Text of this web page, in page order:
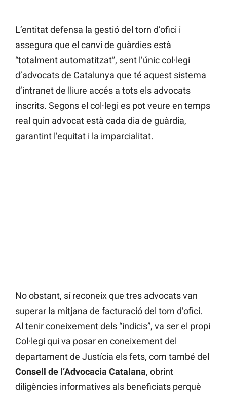
L’entitat defensa la gestió del torn d’ofici i
assegura que el canvi de guàrdies està
“totalment automatitzat”, sent l’únic col·legi
d’advocats de Catalunya que té aquest sistema
d’intranet de lliure accés a tots els advocats
inscrits. Segons el col·legi es pot veure en temps
real quin advocat està cada dia de guàrdia,
garantint l’equitat i la imparcialitat.
No obstant, sí reconeix que tres advocats van
superar la mitjana de facturació del torn d’ofici.
Al tenir coneixement dels “indicis”, va ser el propi
Col·legi qui va posar en coneixement del
departament de Justícia els fets, com també del
Consell de l’Advocacia Catalana, obrint
diligències informatives als beneficiats perquè